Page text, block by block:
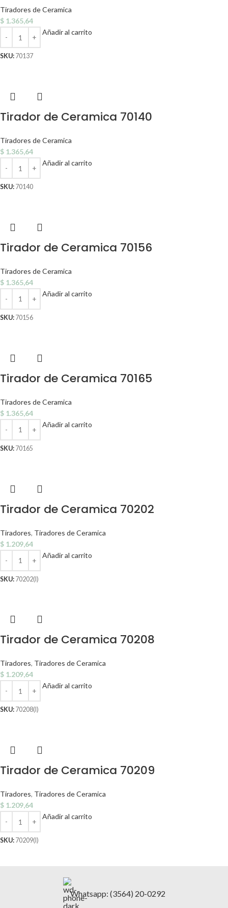
Tiradores de Ceramica
$ 1.365,64
Añadir al carrito
SKU: 70137
Tirador de Ceramica 70140
Tiradores de Ceramica
$ 1.365,64
Añadir al carrito
SKU: 70140
Tirador de Ceramica 70156
Tiradores de Ceramica
$ 1.365,64
Añadir al carrito
SKU: 70156
Tirador de Ceramica 70165
Tiradores de Ceramica
$ 1.365,64
Añadir al carrito
SKU: 70165
Tirador de Ceramica 70202
Tiradores, Tiradores de Ceramica
$ 1.209,64
Añadir al carrito
SKU: 70202(I)
Tirador de Ceramica 70208
Tiradores, Tiradores de Ceramica
$ 1.209,64
Añadir al carrito
SKU: 70208(I)
Tirador de Ceramica 70209
Tiradores, Tiradores de Ceramica
$ 1.209,64
Añadir al carrito
SKU: 70209(I)
Whatsapp: (3564) 20-0292